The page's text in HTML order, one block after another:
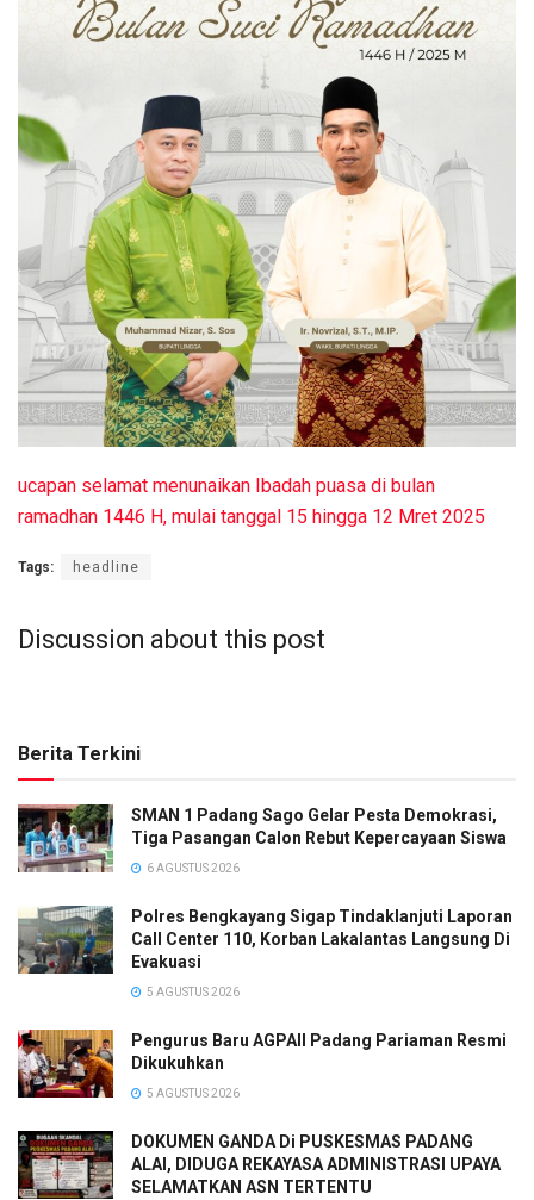
ucapan selamat menunaikan Ibadah puasa di bulan
ramadhan 1446 H, mulai tanggal 15 hingga 12 Mret 2025
Tags: headline
Discussion about this post
Berita Terkini
SMAN 1 Padang Sago Gelar Pesta Demokrasi,
Tiga Pasangan Calon Rebut Kepercayaan Siswa
6 AGUSTUS 2026
Polres Bengkayang Sigap Tindaklanjuti Laporan
Call Center 110, Korban Lakalantas Langsung Di
Evakuasi
5 AGUSTUS 2026
Pengurus Baru AGPAII Padang Pariaman Resmi
Dikukuhkan
5 AGUSTUS 2026
DOKUMEN GANDA Di PUSKESMAS PADANG
ALAI, DIDUGA REKAYASA ADMINISTRASI UPAYA
SELAMATKAN ASN TERTENTU